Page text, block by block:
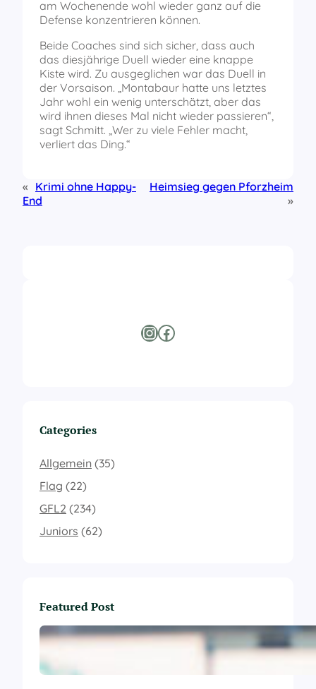
am Wochenende wohl wieder ganz auf die
Defense konzentrieren können.
Beide Coaches sind sich sicher, dass auch
das diesjährige Duell wieder eine knappe
Kiste wird. Zu ausgeglichen war das Duell in
der Vorsaison. „Montabaur hatte uns letztes
Jahr wohl ein wenig unterschätzt, aber das
wird ihnen dieses Mal nicht wieder passieren“,
sagt Schmitt. „Wer zu viele Fehler macht,
verliert das Ding.“
« Krimi ohne Happy-
End
Heimsieg gegen Pforzheim
»
InstagramFacebook
Categories
Allgemein (35)
Flag (22)
GFL2 (234)
Juniors (62)
Featured Post